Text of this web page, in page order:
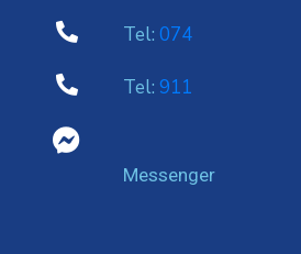
Tel: 074
Tel: 911
Messenger